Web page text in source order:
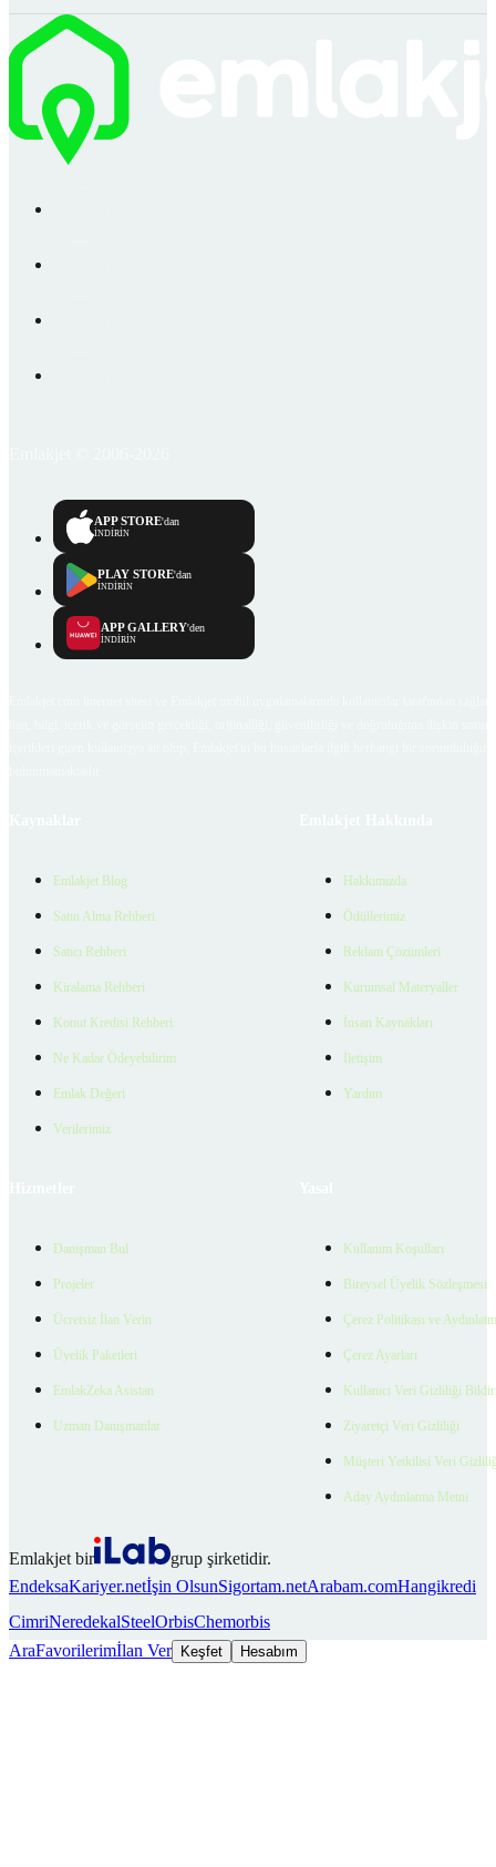
APP STORE'dan
İNDİRİN
PLAY STORE'dan
İNDİRİN
APP GALLERY'den
İNDİRİN
Emlakjet Blog
Satın Alma Rehberi
Satıcı Rehberi
Kiralama Rehberi
Konut Kredisi Rehberi
Ne Kadar Ödeyebilirim
Emlak Değeri
Verilerimiz
Hakkımızda
Ödüllerimiz
Reklam Çözümleri
Kurumsal Materyaller
İnsan Kaynakları
İletişim
Yardım
Danışman Bul
Projeler
Ücretsiz İlan Verin
Üyelik Paketleri
EmlakZeka Asistan
Uzman Danışmanlar
Kullanım Koşulları
Bireysel Üyelik Sözleşmesi
Çerez Politikası ve
Çerez Ayarları
Kullanıcı Veri Gizliliği
Ziyaretçi Veri Gizliliği
Müşteri Yetkilisi Veri
Aday Aydınlatma Metni
Emlakjet bir
grup şirketidir.
EndeksaKariyer.netİşin OlsunSigortam.netArabam.comHangikredi
CimriNeredekalSteelOrbisChemorbis
AraFavorilerimİlan Ver Keşfet Hesabım